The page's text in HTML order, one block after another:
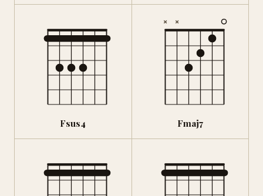
Fsus4
× ×
Fmaj7